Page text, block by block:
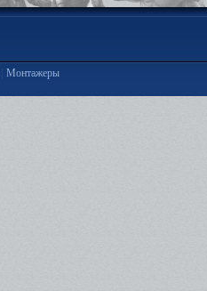
Монтажеры